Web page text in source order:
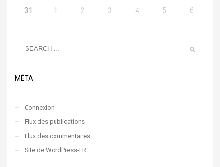
31 1 2 3 4 5 6
MÉTA
Connexion
Flux des publications
Flux des commentaires
Site de WordPress-FR